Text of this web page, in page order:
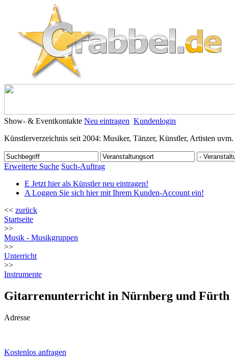
Show- & Eventkontakte Neu eintragen Kundenlogin
Künstlerverzeichnis seit 2004: Musiker, Tänzer, Künstler, Artisten
Erweiterte Suche Such-Auftrag
E Jetzt hier als Künstler neu eintragen!
A Loggen Sie sich hier mit Ihrem Kunden-Account ein!
<< zurück
Startseite
>>
Musik - Musikgruppen
>>
Unterricht
>>
Instrumente
Gitarrenunterricht in Nürnberg und Fürth
Adresse
Kostenlos anfragen